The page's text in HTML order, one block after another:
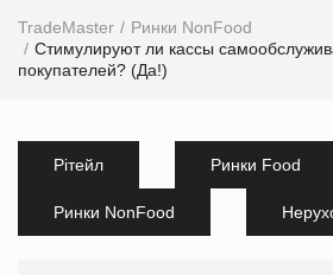
TradeMaster
Ринки NonFood
Стимулируют ли кассы
покупателей? (Да!)
Рітейл Ринки Food
Ринки NonFood